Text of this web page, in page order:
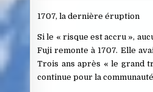
1707, la dernière éruption
Si le « risque est accru »,
Fuji remonte à 1707. Elle
Trois ans après « le grand
continue pour la